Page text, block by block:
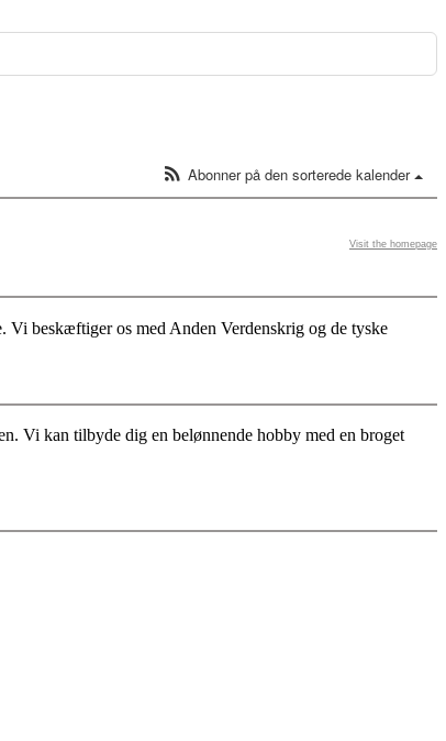
Abonner på den sorterede kalender
Visit the homepage
Vi beskæftiger os med Anden Verdenskrig og de tyske
Vi kan tilbyde dig en belønnende hobby med en broget